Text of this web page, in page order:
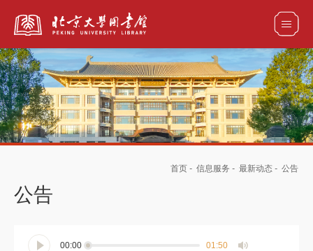
全部资源
首页 - 信息服务 - 最新动态 - 公告
公告
00:00 01:50